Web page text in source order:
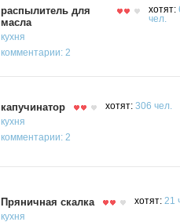
распылитель для
масла
хотят:
чел.
кухня
комментарии: 2
капучинатор хотят: 306 чел.
кухня
комментарии: 2
Пряничная скалка хотят: 21
кухня